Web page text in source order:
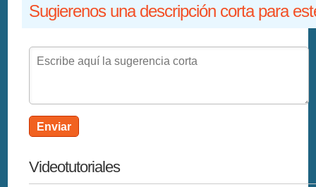
Sugierenos una descripción corta para
Enviar
Videotutoriales